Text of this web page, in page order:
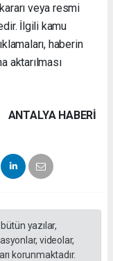
veya resmi
İlgili kamu
haberin
aktarılması
ANTALYA HABERİ
yazılar,
videolar,
korunmaktadır.